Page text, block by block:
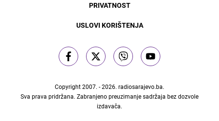
PRIVATNOST
USLOVI KORIŠTENJA
Copyright 2007. - 2026. radiosarajevo.ba.
Sva prava pridržana. Zabranjeno preuzimanje sadržaja bez dozvole
izdavača.